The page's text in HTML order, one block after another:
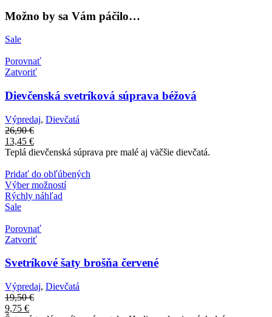
Možno by sa Vám páčilo…
Sale
Porovnať
Zatvoriť
Dievčenská svetríková súprava béžová
Výpredaj, Dievčatá
26,90€
13,45 €
Teplá dievčenská súprava pre malé aj väčšie dievčatá.
Pridať do obľúbených
Výber možností
Rýchly náhľad
Sale
Porovnať
Zatvoriť
Svetríkové šaty brošňa červené
Výpredaj, Dievčatá
19,50€
9,75 €